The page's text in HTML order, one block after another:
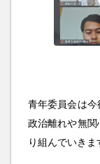
青年委員会は
政治離れや無
り組んでいきま